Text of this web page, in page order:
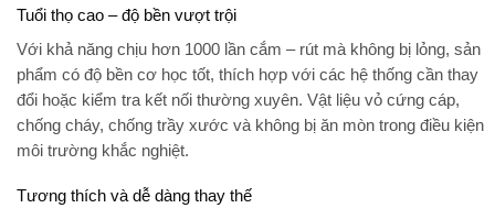
Tuổi thọ cao – độ bền vượt trội
Với khả năng chịu hơn 1000 lần cắm – rút mà không bị lỏng, sản
phẩm có độ bền cơ học tốt, thích hợp với các hệ thống cần thay
đổi hoặc kiểm tra kết nối thường xuyên. Vật liệu vỏ cứng cáp,
chống cháy, chống trầy xước và không bị ăn mòn trong điều kiện
môi trường khắc nghiệt.
Tương thích và dễ dàng thay thế